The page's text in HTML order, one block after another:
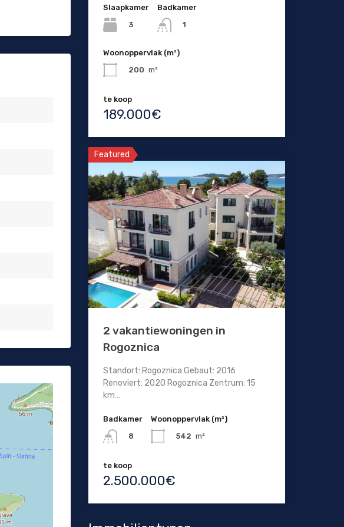
Slaapkamer
3
Badkamer
1
Woonoppervlak (m²)
200 m²
te koop
189.000€
Featured
2 vakantiewoningen in
Rogoznica
Standort: Rogoznica Gebaut: 2016
Renoviert: 2020 Rogoznica Zentrum: 15
km…
Badkamer
8
Woonoppervlak (m²)
542 m²
te koop
2.500.000€